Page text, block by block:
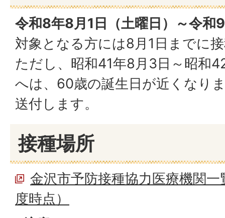
令和8年8月1日（土曜日）～令和
対象となる方には8月1日までに
ただし、昭和41年8月3日～昭和
へは、60歳の誕生日が近くなり
送付します。
接種場所
金沢市予防接種協力医療機関
度時点）